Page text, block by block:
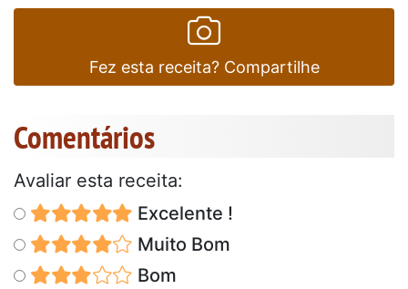
Fez esta receita? Compartilhe
Comentários
Avaliar esta receita:
Excelente !
Muito Bom
Bom